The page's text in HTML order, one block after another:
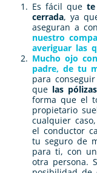
Es fácil que te
cerrada, ya
aseguran a
nuestro
averiguar las
Mucho ojo
padre, de tu
para
que las
forma que el
propietario
cualquier
el conductor
tu seguro de
para ti, con
otra persona.